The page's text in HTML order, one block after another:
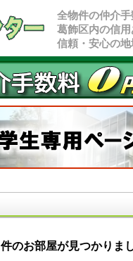
全物件の仲介
葛飾区内の信
信頼・安心の
件のお部屋が見つかりま